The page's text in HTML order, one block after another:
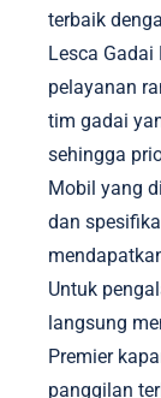
terbaik
Lesca
pelayanan
tim gadai
sehingga
Mobil yang
dan
Untuk
langsung
Premier
panggilan